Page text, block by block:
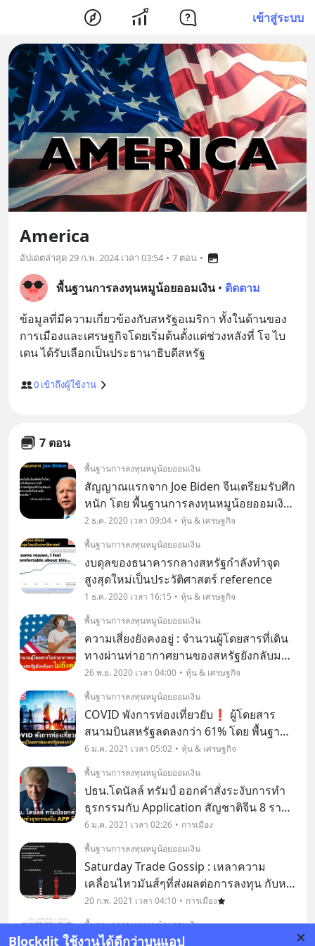
เข้าสู่ระบบ
Blockdit ใช้งานได้ดีกว่าบนแอป
America
อัปเดตล่าสุด29 ก.พ. 2024 เวลา 03:54 • 7 ตอน •
พื้นฐานการลงทุนหมูน้อยออมเงิน • ติดตาม
ข้อมูลที่มีความเกี่ยวข้องกับสหรัฐอเมริกา ทั้งในด้านของ
การเมืองและเศรษฐกิจโดยเริ่มต้นตั้งแต่ช่วงหลังที่ โจ ไบ
0 เข้าถึงผู้ใช้งาน
7 ตอน
พื้นฐานการลงทุนหมูน้อยออมเงิน
สัญญาณแรกจาก Joe Biden จีนเตรียมรับศึก
หนัก โดย พื้นฐานการลงทุนหมูน้อยออมเงิน
"เราจะพิจารณาข้อตกลงการค้าระยะที่ 1
อย่างละเอียดและทำงานร่วมกับพันธมิตรทั้ง
ในเอเชียและยุโรปเพื่อดำเนินกลยุทธ์ที่
สอดคล้องกัน
2 ธ.ค. 2020 เวลา 09:04
หุ้น & เศรษฐกิจ
พื้นฐานการลงทุนหมูน้อยออมเงิน
งบดุลของธนาคารกลางสหรัฐกำลังทำจุด
สูงสุดใหม่เป็นประวัติศาสตร์ reference
1 ธ.ค. 2020 เวลา 16:15
หุ้น & เศรษฐกิจ
พื้นฐานการลงทุนหมูน้อยออมเงิน
ความเสี่ยงยังคงอยู่ : จำนวนผู้โดยสารที่เดิน
ทางผ่านท่าอากาศยานของสหรัฐยังกลับมา
ไม่ถึงครึ่ง ⁉️ โดย พื้นฐานการลงทุนหมูน้อย
ออมเงิน ถึงแม้ในวันนี้เราจะได้เห็นตลาดหุ้น
สหรัฐทำ All time High เหมือน COVID เป็
26 พ.ย. 2020 เวลา 04:00
หุ้น & เศรษฐกิจ
พื้นฐานการลงทุนหมูน้อยออมเงิน
COVID พังการท่องเที่ยวยับ❗️ ผู้โดยสาร
สนามบินสหรัฐลดลงกว่า 61% โดย พื้นฐาน
การลงทุนหมูน้อยออมเงิน ผู้โดยสารที่ผ่าน
จุดเช็คอินในสหรัฐอเมริกานั้นมีการปรับตัว
ลดลงกว่า 61% ในปี 2020 ที่ผ่านมา ส่งผลให้
ภาคเศ
6 ม.ค. 2021 เวลา 05:02
หุ้น & เศรษฐกิจ
พื้นฐานการลงทุนหมูน้อยออมเงิน
ปธน.โดนัลล์ ทรัมป์ ออกคำสั่งระงับการทำ
ธุรกรรมกับ Application สัญชาติจีน 8 ราย
⁉️ โดย พื้นฐานการลงทุนหมูน้อยออมเงิน คำ
สั่งห้ามทำธุรกรรมกับแอพลิเคชั่นสัญชาติจีน
8 ราย อย่าง QQ wallet และ WeChat pay
จาก
6 ม.ค. 2021 เวลา 02:26
การเมือง
พื้นฐานการลงทุนหมูน้อยออมเงิน
Saturday Trade Gossip : เหลาความ
เคลื่อนไหวมันส์ๆที่ส่งผลต่อการลงทุน กับหมู
น้อย 1. Janet Yellen รัฐมนตรีว่าการ
กระทรวงการคลังของสหรัฐยืนยัน "คง
กำแพงภาษีในรัฐบาลทรัมป์เอาไว้ก่อน"
20 ก.พ. 2021 เวลา 04:10
การเมือง
พื้นฐานการลงทุนหมูน้อยออมเงิน
Breaking : Fed คงนโยบายสนับสนุน